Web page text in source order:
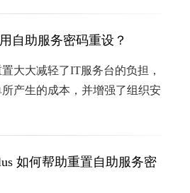
自助服务密码重设？
大大减轻了IT服务台的负担，
产生的成本，并增强了组织安
如何帮助重置自助服务密